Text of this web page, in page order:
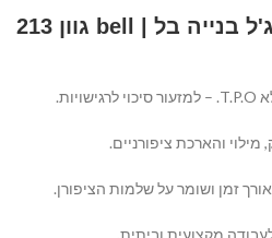
ג'ל בנייה בל | bell גוון 213
והארכת ציפורניים.
זמן ושומר על שלמות הציפורן.
מקצועית וביתית.